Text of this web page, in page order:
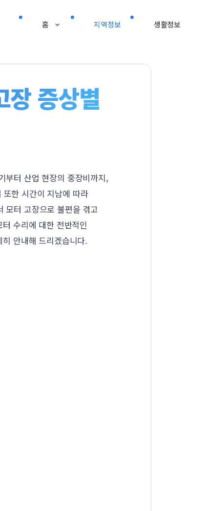
홈 지역정보 생활정보
장 증상별
부터 산업 현장의 중장비까지,
한 시간이 지남에 따라
모터 고장으로 불편을 겪고
수리에 대한 전반적인
안내해 드리겠습니다.